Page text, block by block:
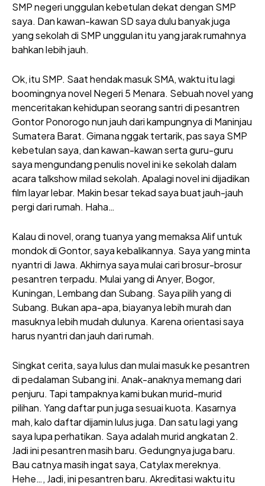
SMP negeri unggulan kebetulan dekat dengan SMP
saya. Dan kawan-kawan SD saya dulu banyak juga
yang sekolah di SMP unggulan itu yang jarak rumahnya
bahkan lebih jauh.
Ok, itu SMP. Saat hendak masuk SMA, waktu itu lagi
boomingnya novel Negeri 5 Menara. Sebuah novel yang
menceritakan kehidupan seorang santri di pesantren
Gontor Ponorogo nun jauh dari kampungnya di Maninjau
Sumatera Barat. Gimana nggak tertarik, pas saya SMP
kebetulan saya, dan kawan-kawan serta guru-guru
saya mengundang penulis novel ini ke sekolah dalam
acara talkshow milad sekolah. Apalagi novel ini dijadikan
film layar lebar. Makin besar tekad saya buat jauh-jauh
pergi dari rumah. Haha…
Kalau di novel, orang tuanya yang memaksa Alif untuk
mondok di Gontor, saya kebalikannya. Saya yang minta
nyantri di Jawa. Akhirnya saya mulai cari brosur-brosur
pesantren terpadu. Mulai yang di Anyer, Bogor,
Kuningan, Lembang dan Subang. Saya pilih yang di
Subang. Bukan apa-apa, biayanya lebih murah dan
masuknya lebih mudah dulunya. Karena orientasi saya
harus nyantri dan jauh dari rumah.
Singkat cerita, saya lulus dan mulai masuk ke pesantren
di pedalaman Subang ini. Anak-anaknya memang dari
penjuru. Tapi tampaknya kami bukan murid-murid
pilihan. Yang daftar pun juga sesuai kuota. Kasarnya
mah, kalo daftar dijamin lulus juga. Dan satu lagi yang
saya lupa perhatikan. Saya adalah murid angkatan 2.
Jadi ini pesantren masih baru. Gedungnya juga baru.
Bau catnya masih ingat saya, Catylax mereknya.
Hehe…, Jadi, ini pesantren baru. Akreditasi waktu itu